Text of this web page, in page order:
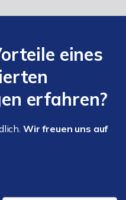
eines
erfahren?
Wir freuen uns auf